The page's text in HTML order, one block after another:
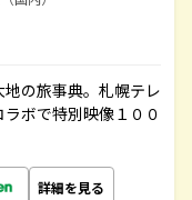
の旅事典。札幌テレ
ボで特別映像１００
詳細を見る